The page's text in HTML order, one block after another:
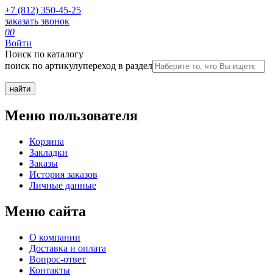
+7 (812) 350-45-25
заказать звонок
00
Войти
Поиск по каталогу
поиск по артикулупереход в раздел
Меню пользователя
Корзина
Закладки
Заказы
История заказов
Личные данные
Меню сайта
О компании
Доставка и оплата
Вопрос-ответ
Контакты